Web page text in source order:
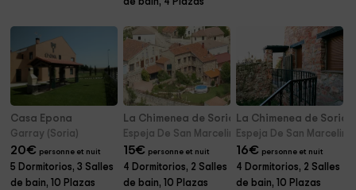
de bain, 4 Plazas
Casa Epona
Garray (Soria)
20€ personne et nuit
5 Dormitorios, 3 Salles
de bain, 10 Plazas
La Chimenea de Soria I
Espeja De San Marcelino (Soria)
15€ personne et nuit
4 Dormitorios, 2 Salles
de bain, 10 Plazas
La Chimenea de Soria II
Espeja De San
16€ personne et nuit
4 Dormitorios, 2 Salles
de bain, 10 Plazas